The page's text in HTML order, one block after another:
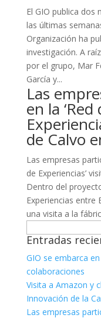
El GIO publica dos
las últimas
Organización ha
investigación. A
por el grupo, Mar
García y...
Las
en la
de Calvo
Las empresas
de Experiencias’
Dentro del
Experiencias entre
una visita a la
Entradas
GIO se embarca
colaboraciones
Visita a Amazon y
Innovación de la
Las empresas